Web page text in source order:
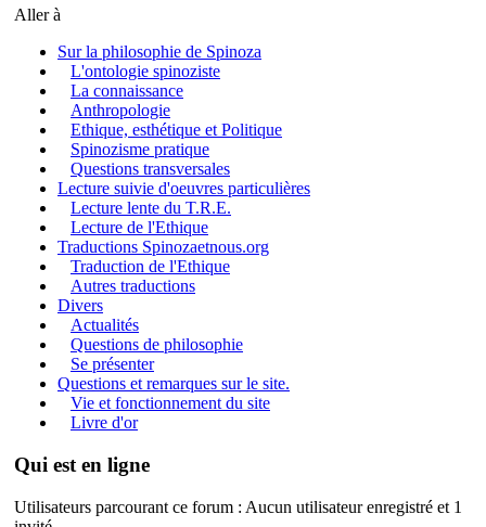
Aller à
Sur la philosophie de Spinoza
L'ontologie spinoziste
La connaissance
Anthropologie
Ethique, esthétique et Politique
Spinozisme pratique
Questions transversales
Lecture suivie d'oeuvres particulières
Lecture lente du T.R.E.
Lecture de l'Ethique
Traductions Spinozaetnous.org
Traduction de l'Ethique
Autres traductions
Divers
Actualités
Questions de philosophie
Se présenter
Questions et remarques sur le site.
Vie et fonctionnement du site
Livre d'or
Qui est en ligne
Utilisateurs parcourant ce forum : Aucun utilisateur enregistré et 1